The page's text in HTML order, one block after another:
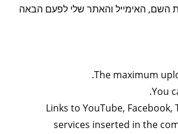
השם, האימייל והאתר שלי לפעם הבאה
The maximum
You
.
Links to YouTube,
services inserted in the